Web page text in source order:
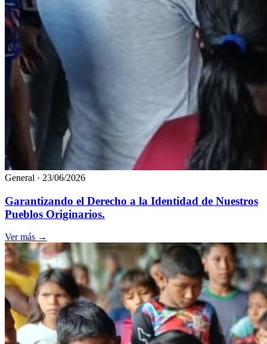
General · 23/06/2026
Garantizando el Derecho a la Identidad de Nuestros
Pueblos Originarios.
Ver más →